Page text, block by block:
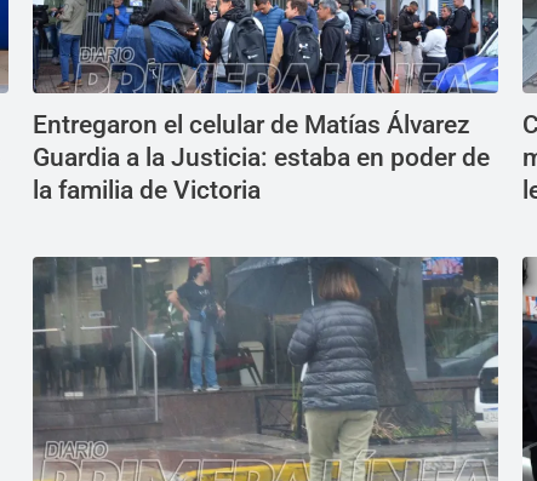
Entregaron el celular de Matías Álvarez
Guardia a la Justicia: estaba en poder de
la familia de Victoria